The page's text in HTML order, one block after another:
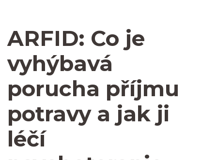
ARFID: Co je
vyhýbavá
porucha příjmu
potravy a jak ji
léčí